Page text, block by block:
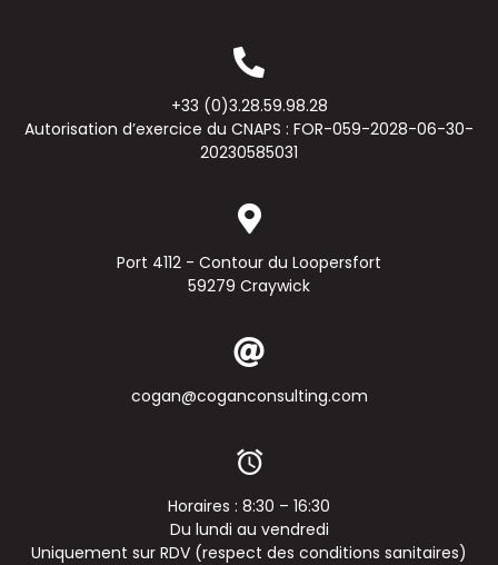
+33 (0)3.28.59.98.28
Autorisation d’exercice du CNAPS : FOR-059-2028-06-30-
20230585031
Port 4112 - Contour du Loopersfort
59279 Craywick
cogan@coganconsulting.com
Horaires : 8:30 – 16:30
Du lundi au vendredi
Uniquement sur RDV (respect des conditions sanitaires)